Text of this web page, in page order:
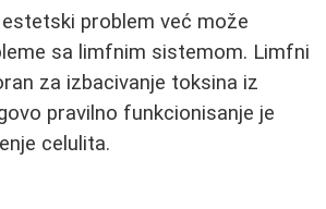
problem već može
sa limfnim sistemom. Limfni
za izbacivanje toksina iz
pravilno funkcionisanje je
celulita.